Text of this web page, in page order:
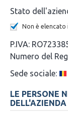
Stato
Non è elencato
P.IVA:
Numero del
Sede sociale:
LE PERSONE
DELL'AZIENDA